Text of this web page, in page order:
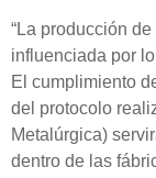
“La producción
influenciada por
El cumplimiento
del protocolo
Metalúrgica)
dentro de las